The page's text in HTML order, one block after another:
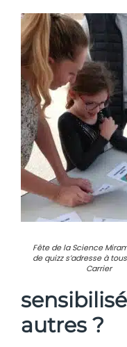
Fête de la Science
de quizz s’adresse à
Carrier
autres ?